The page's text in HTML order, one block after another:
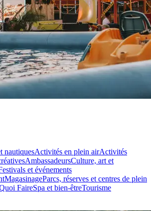
nautiquesActivités en plein airActivités
AmbassadeursCulture, art et
et événements
MagasinageParcs, réserves et centres de plein
FaireSpa et bien-êtreTourisme